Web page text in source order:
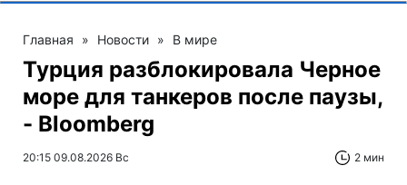
Главная » Новости » В мире
Турция разблокировала Черное
море для танкеров после паузы,
- Bloomberg
20:15 09.08.2026 Вс 2 мин